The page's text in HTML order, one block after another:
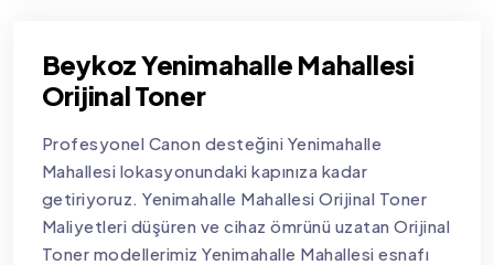
Beykoz Yenimahalle Mahallesi
Orijinal Toner
Profesyonel Canon desteğini Yenimahalle
Mahallesi lokasyonundaki kapınıza kadar
getiriyoruz. Yenimahalle Mahallesi Orijinal Toner
Maliyetleri düşüren ve cihaz ömrünü uzatan Orijinal
Toner modellerimiz Yenimahalle Mahallesi esnafı